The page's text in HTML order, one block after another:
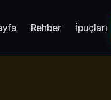
Rehber İpuçları